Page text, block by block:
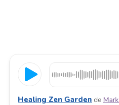
Healing Zen Garden de